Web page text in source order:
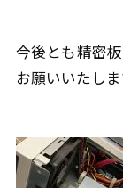
今後とも精密
お願いいたしま